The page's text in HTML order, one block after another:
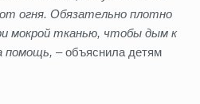
огня. Обязательно плотно
мокрой тканью, чтобы дым к
помощь, – объяснила детям